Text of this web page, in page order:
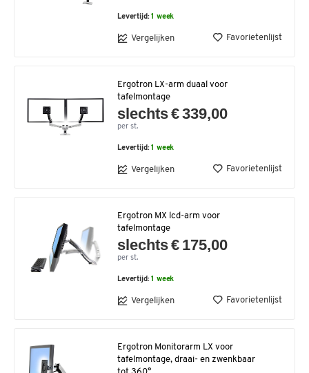
Levertijd:1 week
Vergelijken Favorietenlijst
Ergotron LX-arm duaal voor
tafelmontage
slechts € 339,00
per st.
Levertijd:1 week
Vergelijken Favorietenlijst
Ergotron MX lcd-arm voor
tafelmontage
slechts € 175,00
per st.
Levertijd:1 week
Vergelijken Favorietenlijst
Ergotron Monitorarm LX voor
tafelmontage, draai- en zwenkbaar